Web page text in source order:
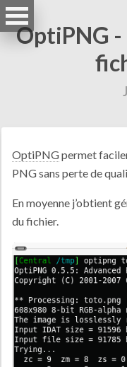
OptiPNG
OptiPNGpermet
PNG sans perte de
En moyenne j’obtient
du fichier.